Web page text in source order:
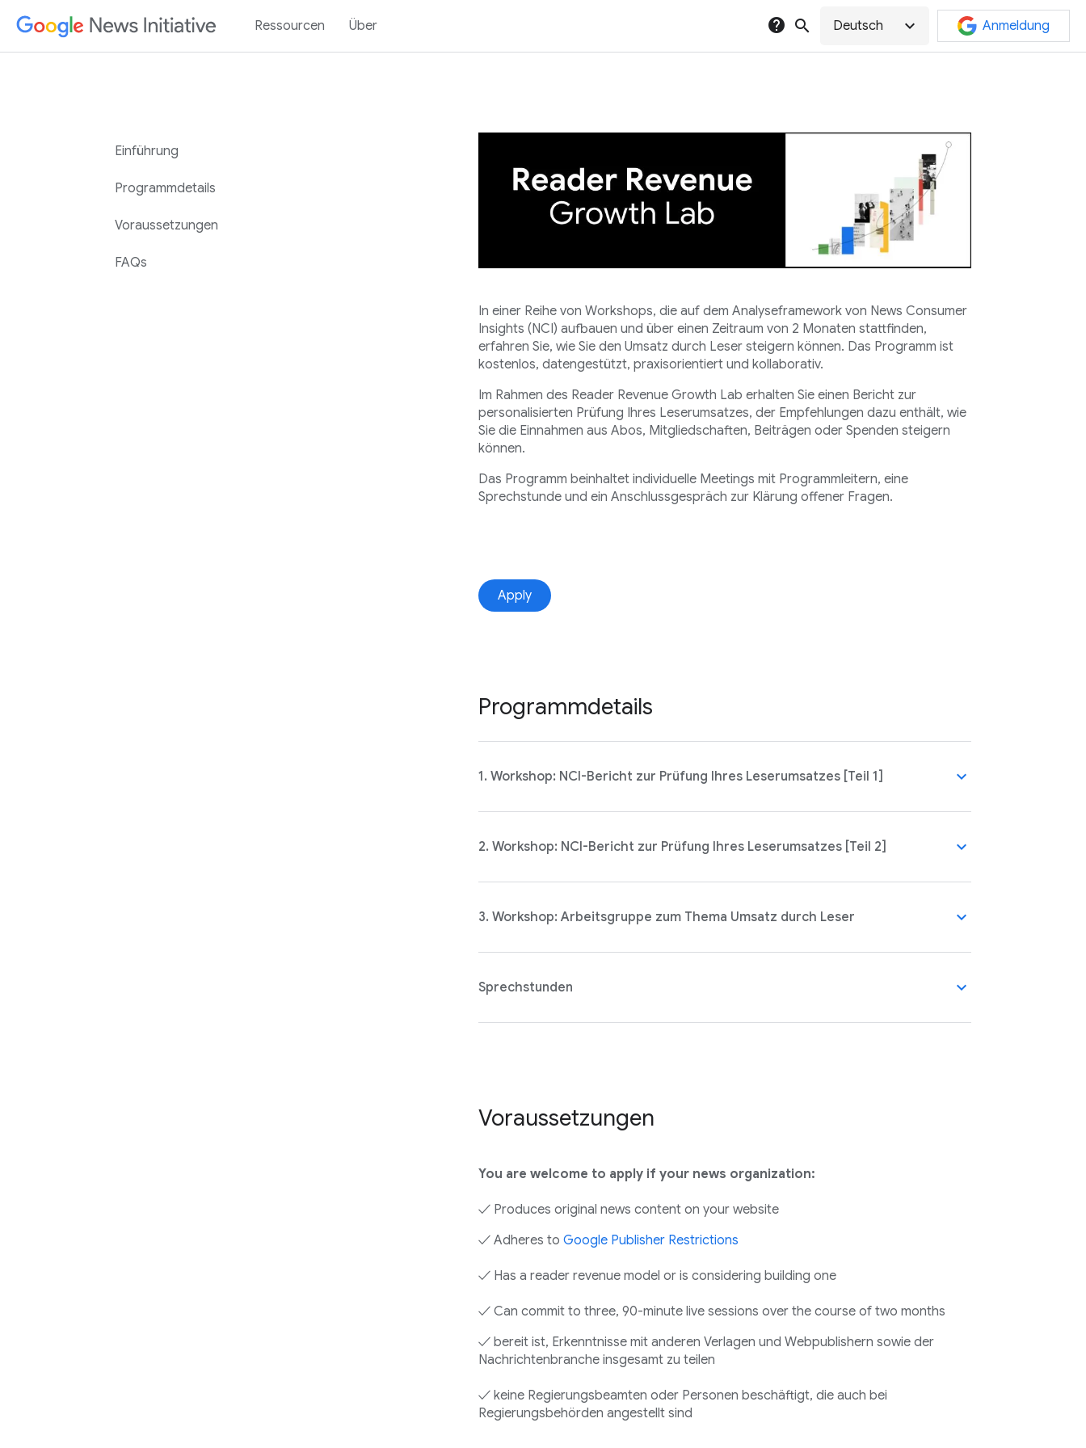
Ressourcen Über help search Deutsch expand_more Anmeldung
Einführung
Programmdetails
Voraussetzungen
FAQs
In einer Reihe von Workshops, die auf dem Analyseframework von News Consumer
Insights (NCI) aufbauen und über einen Zeitraum von 2 Monaten stattfinden,
erfahren Sie, wie Sie den Umsatz durch Leser steigern können. Das Programm ist
kostenlos, datengestützt, praxisorientiert und kollaborativ.
Im Rahmen des Reader Revenue Growth Lab erhalten Sie einen Bericht zur
personalisierten Prüfung Ihres Leserumsatzes, der Empfehlungen dazu enthält, wie
Sie die Einnahmen aus Abos, Mitgliedschaften, Beiträgen oder Spenden steigern
können.
Das Programm beinhaltet individuelle Meetings mit Programmleitern, eine
Sprechstunde und ein Anschlussgespräch zur Klärung offener Fragen.
Apply
Programmdetails
1. Workshop: NCI-Bericht zur Prüfung Ihres Leserumsatzes [Teil 1] expand_more
2. Workshop: NCI-Bericht zur Prüfung Ihres Leserumsatzes [Teil 2] expand_more
3. Workshop: Arbeitsgruppe zum Thema Umsatz durch Leser expand_more
Sprechstunden expand_more
Voraussetzungen
You are welcome to apply if your news organization:
✓ Produces original news content on your website
✓ Adheres to Google Publisher Restrictions
✓ Has a reader revenue model or is considering building one
✓ Can commit to three, 90-minute live sessions over the course of two months
✓ bereit ist, Erkenntnisse mit anderen Verlagen und Webpublishern sowie der
Nachrichtenbranche insgesamt zu teilen
✓ keine Regierungsbeamten oder Personen beschäftigt, die auch bei
Regierungsbehörden angestellt sind